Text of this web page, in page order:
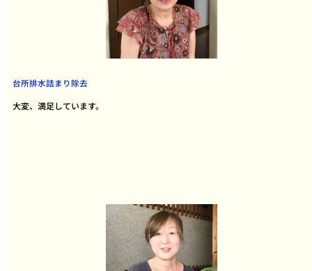
台所排水詰まり除去
大変、満足しています。